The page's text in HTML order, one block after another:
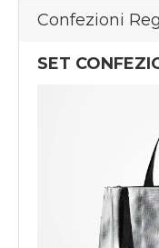
Confezioni
SET